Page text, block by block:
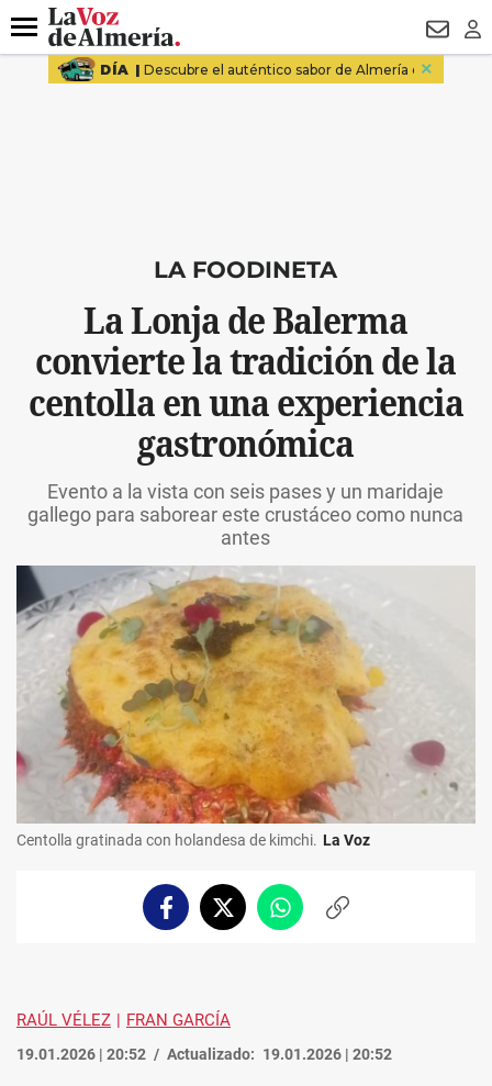
DESTACADO
Menú
LA FOODINETA
La Lonja de Balerma
convierte la tradición de la
centolla en una experiencia
gastronómica
Evento a la vista con seis pases y un maridaje
gallego para saborear este crustáceo como nunca
antes
Centolla gratinada con holandesa de kimchi. La Voz
FacebookTwitterWhatsappCopiar
RAÚL VÉLEZ FRAN GARCÍA
19.01.2026 | 20:52 Actualizado: 19.01.2026 | 20:52